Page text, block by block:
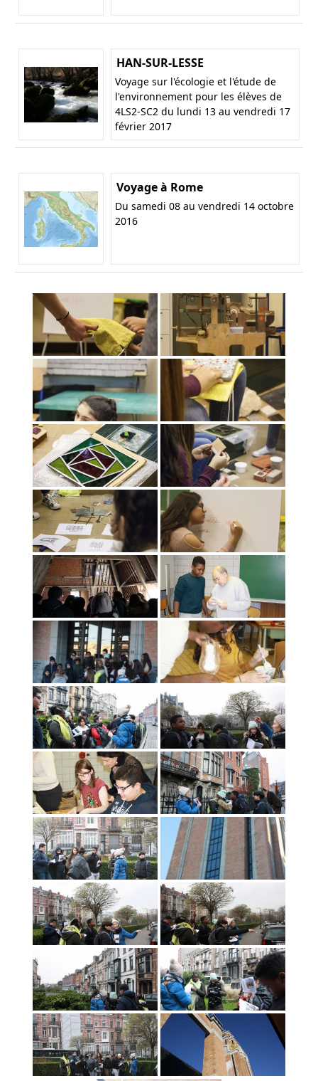
HAN-SUR-LESSE
Voyage sur l'écologie et l'étude de
l'environnement pour les élèves de
4LS2-SC2 du lundi 13 au vendredi 17
février 2017
Voyage à Rome
Du samedi 08 au vendredi 14 octobre
2016